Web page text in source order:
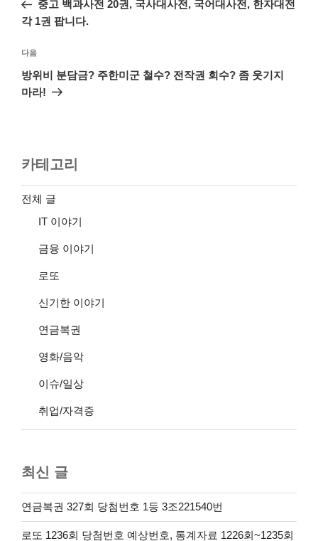
색
글
중고 백과사전 20권, 국사대사전, 국어대사전, 한자대전
각 1권 팝니다.
다
음
글
다음
방위비 분담금? 주한미군 철수? 전작권 회수? 좀 웃기지
마라!
카테고리
전체 글
IT 이야기
금융 이야기
로또
신기한 이야기
연금복권
영화/음악
이슈/일상
취업/자격증
최신 글
연금복권 327회 당첨번호 1등 3조221540번
로또 1236회 당첨번호 예상번호, 통계자료 1226회~1235회